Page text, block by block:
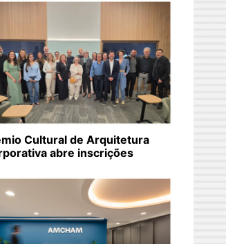
Cultural de Arquitetura
abre inscrições